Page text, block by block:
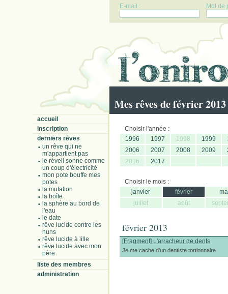
E-mail : Mot de
Mes rêves de février 2013
accueil
inscription
derniers rêves
un rêve qui ne
m'appartient pas
le réveil sonne comme
un coup d'électricité
mon pote bouffe mes
potes
la mutation
la boîte
la sphère au bord de
l'eau
le date
rêve lucide contre les
huns
rêve lucide à lille
rêve lucide avec mon
père
liste des membres
administration
Choisir l'année :
1996
1997 1998 1999
2006
2007 2008 2009
2016
2017
Choisir le mois :
janvier
février
juillet
août
février 2013
[Fragment] L'arracheur de dents
Je me cache d'un dentiste tortionnaire